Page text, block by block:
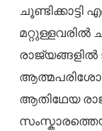
മറ്റുള്ളവരിൽ
ആതിഥേയ